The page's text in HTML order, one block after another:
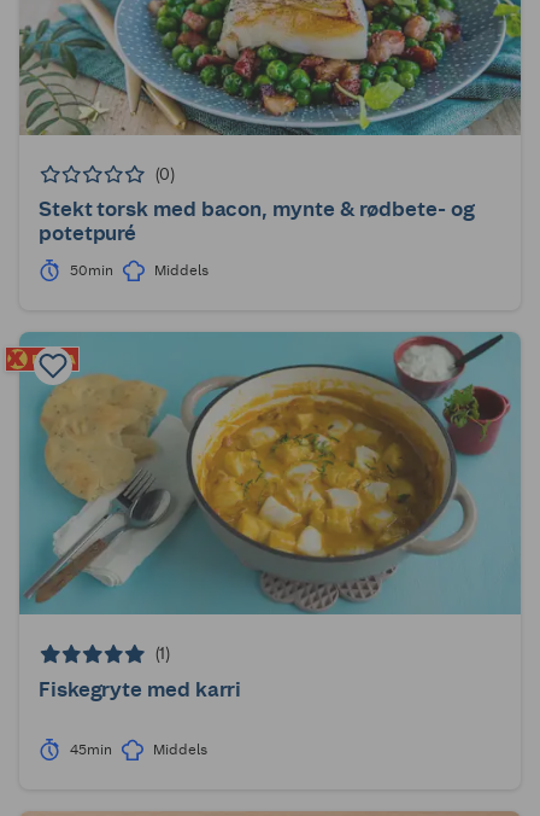
(0)
Stekt torsk med bacon, mynte & rødbete- og
potetpuré
50min Middels
(1)
Fiskegryte med karri
45min Middels